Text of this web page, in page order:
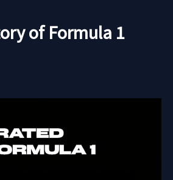
of Formula 1